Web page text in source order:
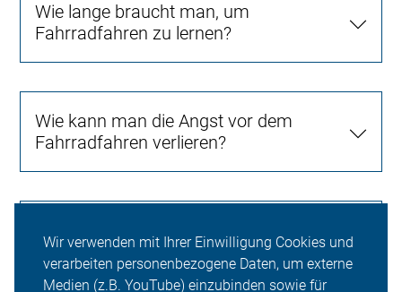
Wir verwenden mit Ihrer Einwilligung Cookies und
verarbeiten personenbezogene Daten, um externe
Medien (z.B. YouTube) einzubinden sowie für
Wie lange braucht man, um
Fahrradfahren zu lernen?
Wie kann man die Angst vor dem
Fahrradfahren verlieren?
Braucht man ein eigenes Fahrrad, um
an einem ADFC-Radfahrkurs
teilzunehmen?